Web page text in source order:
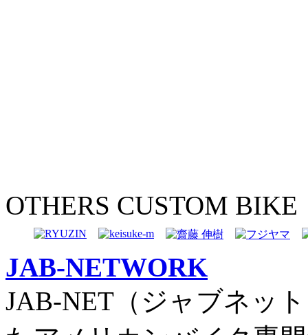
OTHERS CUSTOM BIKE
JAB-NETWORK
JAB-NET（ジャブネッ